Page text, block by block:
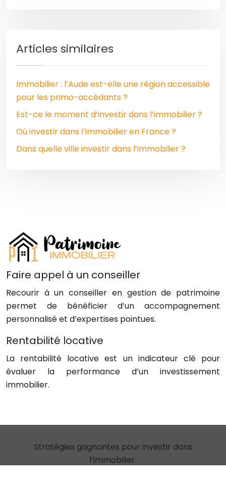
Articles similaires
Immobilier : l’Aude est-elle une région accessible
pour les primo-accédants ?
Est-ce le moment d’investir dans l’immobilier ?
Où investir dans l’immobilier en France ?
Dans quelle ville investir dans l’immobilier ?
Faire appel à un conseiller
Recourir à un conseiller en gestion de patrimoine
permet de bénéficier d’un accompagnement
personnalisé et d’expertises pointues.
Rentabilité locative
La rentabilité locative est un indicateur clé pour
évaluer la performance d’un investissement
immobilier.
Stratégies gagnantes pour investir dans
l’immobilier.